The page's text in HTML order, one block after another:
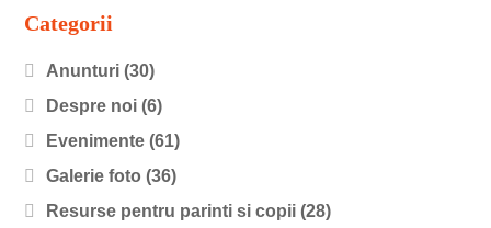
Categorii
Anunturi (30)
Despre noi (6)
Evenimente (61)
Galerie foto (36)
Resurse pentru parinti si copii (28)